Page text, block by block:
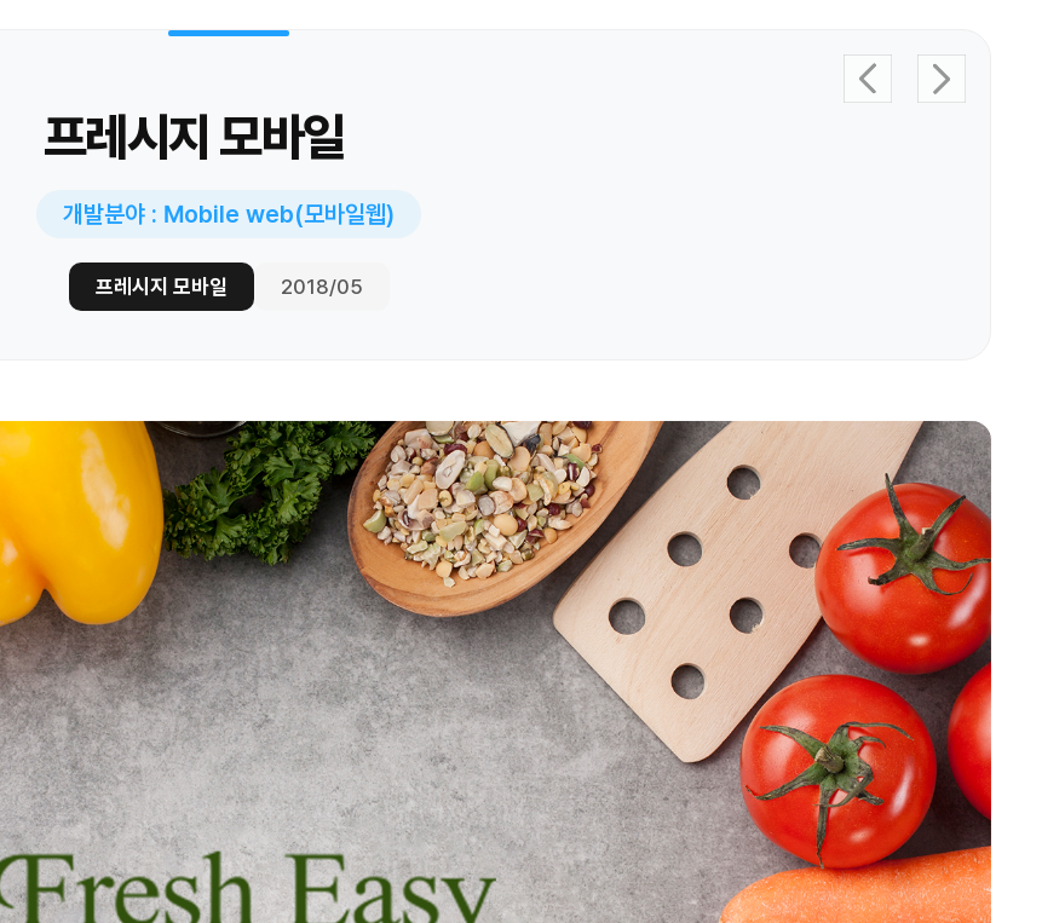
프레시지 모바일
개발분야 : Mobile web(모바일웹)
프레시지 모바일 2018/05